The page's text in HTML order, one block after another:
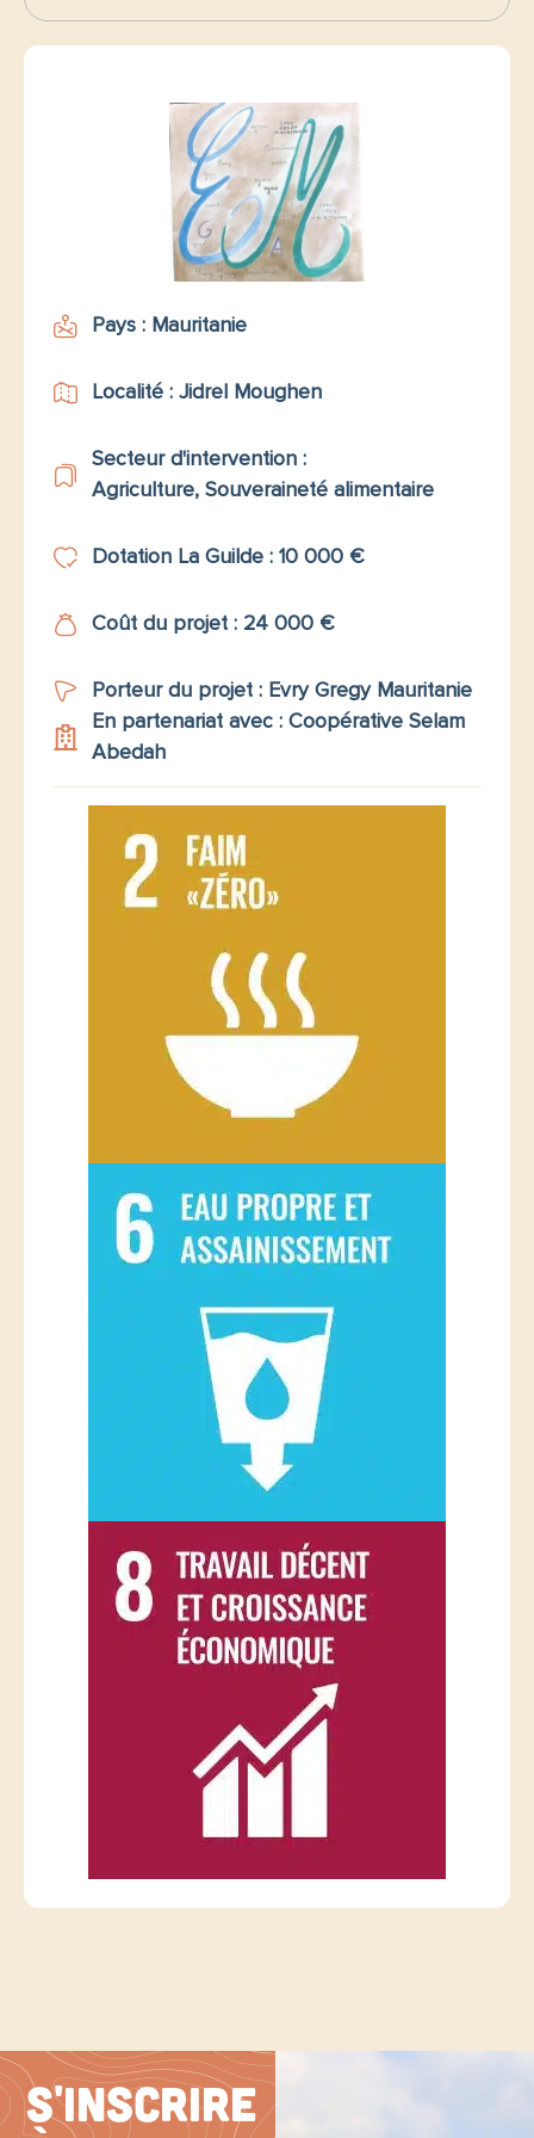
Pays : Mauritanie
Localité : Jidrel Moughen
Secteur d'intervention :
Agriculture, Souveraineté alimentaire
Dotation La Guilde : 10 000 €
Coût du projet : 24 000 €
Porteur du projet : Evry Gregy Mauritanie
En partenariat avec : Coopérative Selam
Abedah
S'inscrire